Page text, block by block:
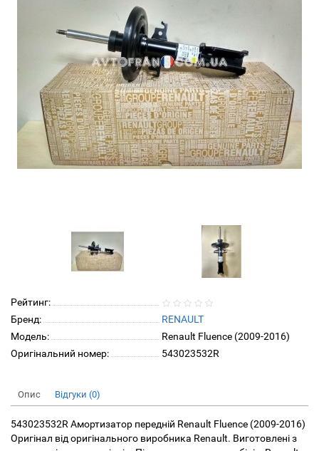
Рейтинг:
Бренд:
RENAULT
Модель:
Renault Fluence (2009-2016)
Оригінальний номер:
543023532R
Опис Відгуки (0)
543023532R Амортизатор передній Renault Fluence (2009-2016)
Оригінал від оригінального виробника Renault. Виготовлені з